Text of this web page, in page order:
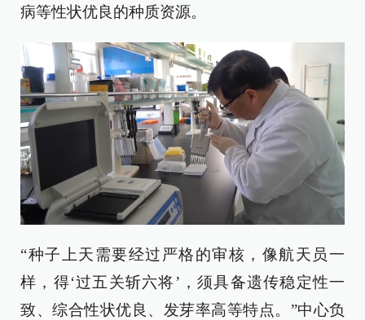
病等性状优良的种质资源。
“种子上天需要经过严格的审核，像航天员一
样，得‘过五关斩六将’，须具备遗传稳定性一
致、综合性状优良、发芽率高等特点。”中心负